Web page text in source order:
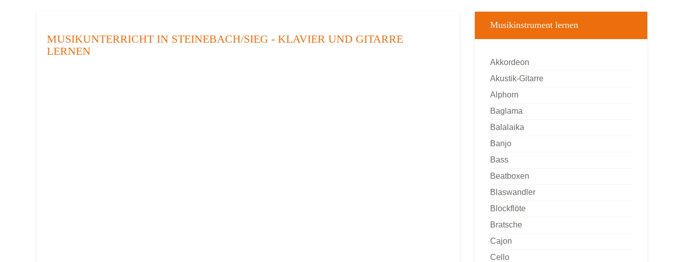
MUSIKUNTERRICHT IN STEINEBACH/SIEG - KLAVIER UND GITARRE
LERNEN
Musikinstrument lernen
Akkordeon
Akustik-Gitarre
Alphorn
Baglama
Balalaika
Banjo
Bass
Beatboxen
Blaswandler
Blockflöte
Bratsche
Cajon
Cello